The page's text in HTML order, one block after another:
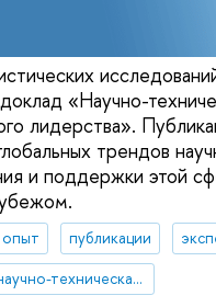
«Научно-
лидерства».
трендов
и поддержки этой
публикации
международная научно-техническая политика